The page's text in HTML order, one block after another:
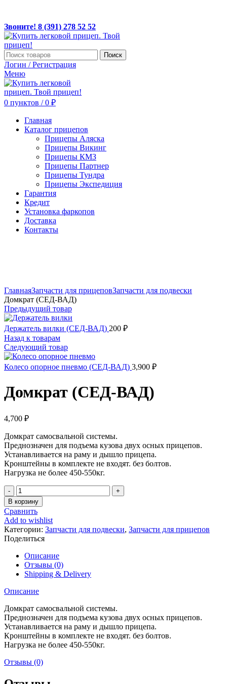
Звоните! 8 (391) 278 52 52
Поиск
Логин / Регистрация
Меню
0 пунктов / 0 ₽
Главная
Каталог прицепов
Прицепы Аляска
Прицепы Викинг
Прицепы КМЗ
Прицепы Партнер
Прицепы Тундра
Прицепы Экспедиция
Гарантия
Кредит
Установка фаркопов
Доставка
Контакты
ГлавнаяЗапчасти для прицеповЗапчасти для подвески
Домкрат (СЕД-ВАД)
Предыдущий товар
Держатель вилки (СЕД-ВАД) 200 ₽
Назад к товарам
Следующий товар
Колесо опорное пневмо (СЕД-ВАД) 3,900 ₽
Домкрат (СЕД-ВАД)
4,700 ₽
Домкрат самосвальной системы.
Преднозначен для подъема кузова двух осных прицепов.
Устанавливается на раму и дышло прицепа.
Кронштейны в комплекте не входят. без болтов.
Нагрузка не более 450-550кг.
Количество
товара
Домкрат
(СЕД-
ВАД)
В корзину
Сравнить
Add to wishlist
Категории: Запчасти для подвески, Запчасти для прицепов
Поделиться
Описание
Отзывы (0)
Shipping & Delivery
Описание
Домкрат самосвальной системы.
Преднозначен для подъема кузова двух осных прицепов.
Устанавливается на раму и дышло прицепа.
Кронштейны в комплекте не входят. без болтов.
Нагрузка не более 450-550кг.
Отзывы (0)